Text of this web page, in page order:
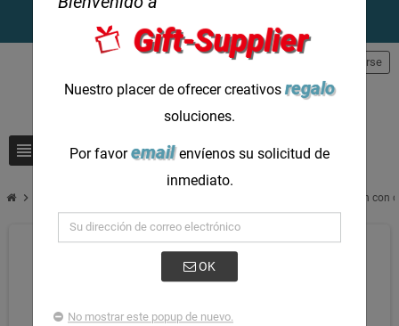
view_headline search
Registrarse
chevron_right Esencial para un espacio de trabajo ecológico: alfombrilla para ratón con
Gift-Supplier
Nuestro placer de ofrecer creativos regalo
soluciones.
Por favoremailenvíenos su solicitud de
inmediato.
OK
No mostrar este popup de nuevo.